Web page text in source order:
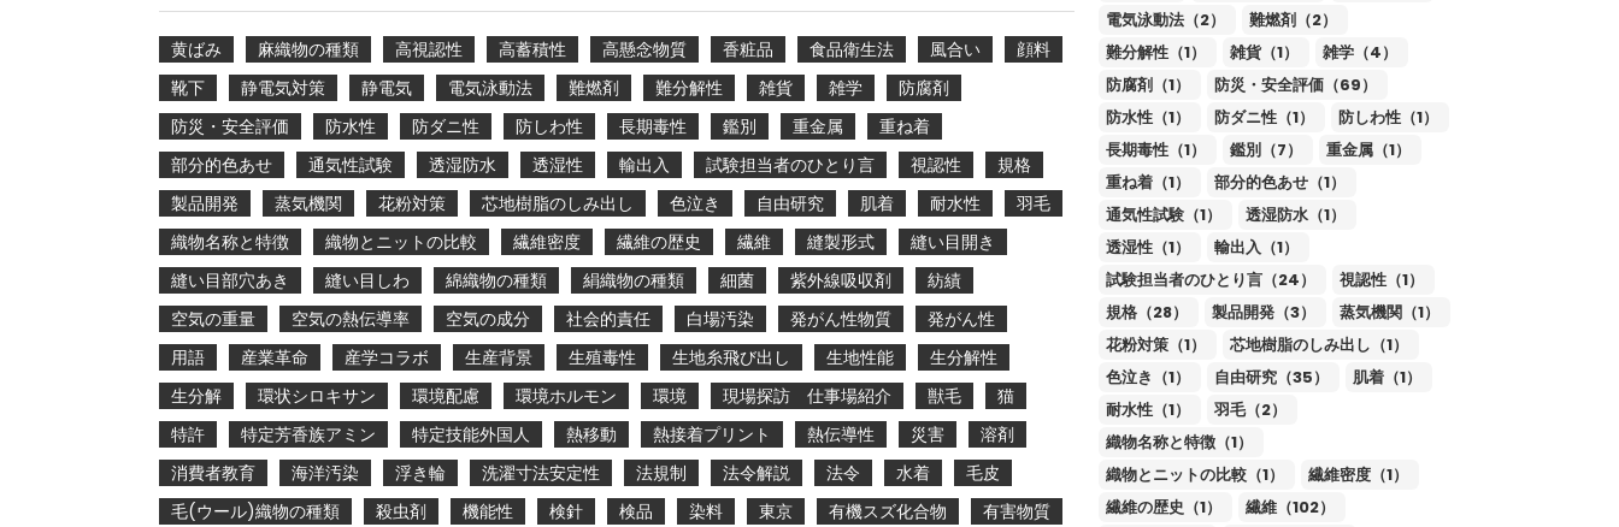
黄ばみ 麻織物の種類 高視認性 高蓄積性 高懸念物質 香粧品 食品衛生法 風合い
顔料
靴下
静電気対策 静電気 電気泳動法 難燃剤 難分解性 雑貨 雑学
防腐剤
防災・安全評価
防水性 防ダニ性 防しわ性 長期毒性 鑑別 重金属
重ね着
部分的色あせ
通気性試験 透湿防水 透湿性 輸出入 試験担当者のひとり言 視認性
規格
製品開発
蒸気機関 花粉対策 芯地樹脂のしみ出し 色泣き 自由研究 肌着 耐水性
羽毛
織物名称と特徴
織物とニットの比較 繊維密度 繊維の歴史 繊維 縫製形式
縫い目開き
縫い目部穴あき
縫い目しわ 綿織物の種類 絹織物の種類 細菌 紫外線吸収剤
紡績
空気の重量
空気の熱伝導率 空気の成分 社会的責任 白場汚染 発がん性物質
発がん性
用語
産業革命 産学コラボ 生産背景 生殖毒性 生地糸飛び出し 生地性能
生分解性
生分解
環状シロキサン 環境配慮 環境ホルモン 環境 現場探訪 仕事場紹介 獣毛
猫
特許
特定芳香族アミン 特定技能外国人 熱移動 熱接着プリント 熱伝導性 災害
溶剤
消費者教育
海洋汚染 浮き輪 洗濯寸法安定性 法規制 法令解説 法令 水着
毛皮
毛(ウール)織物の種類
殺虫剤 機能性 検針 検品 染料 東京 有機スズ化合物
有害物質
電気泳動法（2）
難燃剤（2）
難分解性（1）
雑貨（1）
雑学（4）
防腐剤（1）
防災・安全評価（69）
防水性（1）
防ダニ性（1）
防しわ性（1）
長期毒性（1）
鑑別（7）
重金属（1）
重ね着（1）
部分的色あせ（1）
通気性試験（1）
透湿防水（1）
透湿性（1）
輸出入（1）
試験担当者のひとり言（24）
視認性（1）
規格（28）
製品開発（3）
蒸気機関（1）
花粉対策（1）
芯地樹脂のしみ出し（1）
色泣き（1）
自由研究（35）
肌着（1）
耐水性（1）
羽毛（2）
織物名称と特徴（1）
織物とニットの比較（1）
繊維密度（1）
繊維の歴史（1）
繊維（102）